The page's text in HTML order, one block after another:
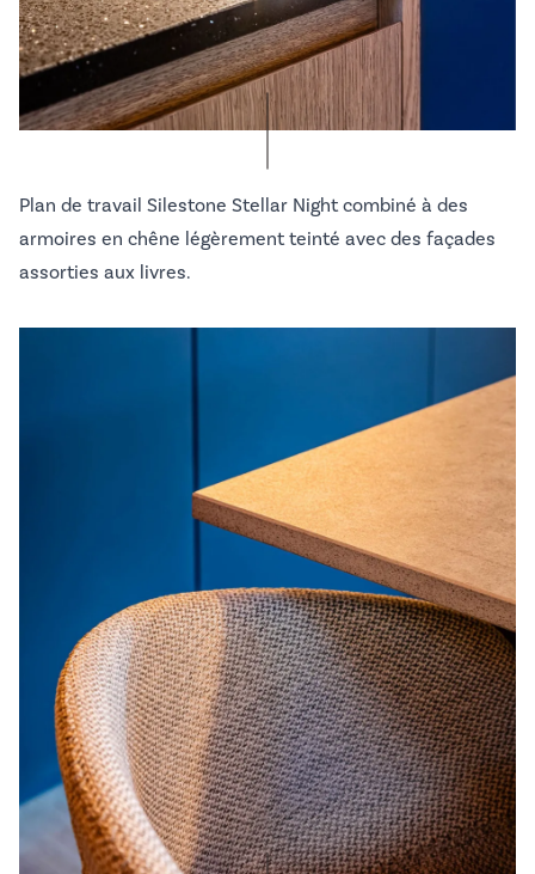
Plan de travail Silestone Stellar Night combiné à des
armoires en chêne légèrement teinté avec des façades
assorties aux livres.